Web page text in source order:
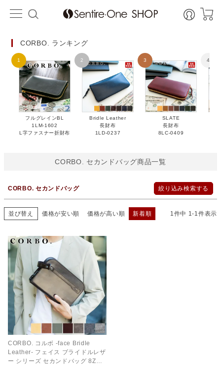
HOME
CORBO. ランキング
フルグレインBL
1LM-1602
L字ファスナー折財布
Bridle Leather
長財布
1LD-0237
SLATE
長財布
8LC-0409
CORBO. セカンドバッグ商品一覧
CORBO. セカンドバッグ 絞り込み検索する
価格
カラー
チョコ
ピンク
オレンジ
レッド
グリーン
ブルー
ネイビー
グレー ブラック
在庫なし商品
在庫なし商品を表示しない
並び順
並び替え 価格が安い順 価格が高い順 新着順 1 件中 1-1 件表示
CORBO. コルボ -face Bridle
Leather- フェイス ブライドルレザ
ー シリーズ セカンドバッグ 8ZD-